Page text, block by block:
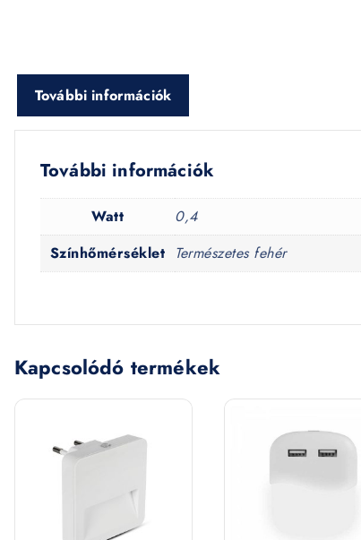
További információk
További információk
Watt
0,4
Színhőmérséklet Természetes fehér
Kapcsolódó termékek